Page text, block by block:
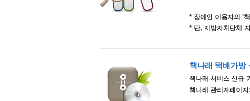
* 장애인 이용자의 '
* 단, 지방자치단체
책나래 택배가방
책나래 서비스 신규
책나래 관리자페이